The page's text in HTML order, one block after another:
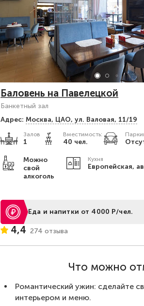
Баловень на Павелецкой
Банкетный зал
Адрес: Москва, ЦАО, ул. Валовая, 11/19
Залов
1
Вместимость:
40 чел.
Можно
свой
алкоголь
Кухня
Европейская,
Еда и напитки от 4000 Р/чел.
4,4 274 отзыва
Что можно
Романтический ужин: сделайте
интерьером и меню.